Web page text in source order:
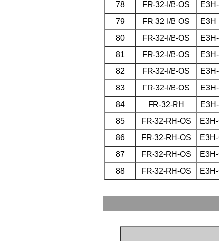
78
FR-32-I/B-OS
79
FR-32-I/B-OS
80
FR-32-I/B-OS
81
FR-32-I/B-OS
82
FR-32-I/B-OS
83
FR-32-I/B-OS
84
FR-32-RH
85
FR-32-RH-OS
86
FR-32-RH-OS
87
FR-32-RH-OS
88
FR-32-RH-OS